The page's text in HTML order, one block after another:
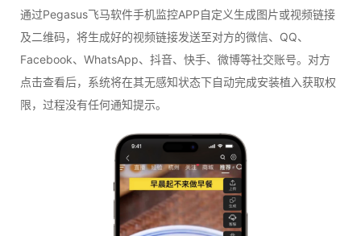
通过Pegasus飞马软件手机监控APP自定义生成图片或视频链接
及二维码，将生成好的视频链接发送至对方的微信、QQ、
Facebook、WhatsApp、抖音、快手、微博等社交账号。对方
点击查看后，系统将在其无感知状态下自动完成安装植入获取权
限，过程没有任何通知提示。